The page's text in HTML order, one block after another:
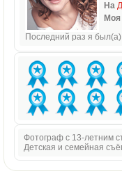
На Д
Моя
Последний раз я был(а)
Фотограф с 13-летним
Детская и семейная